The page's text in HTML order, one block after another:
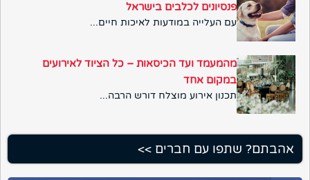
פנסיונים לכלבים בישראל
עם העלייה במודעות לאיכות חיים...
מהמעמד ועד הכיסאות – כל הציוד לאירועים
במקום אחד
תכנון אירוע מוצלח דורש הרבה...
אהבתם? שתפו עם חברים >>